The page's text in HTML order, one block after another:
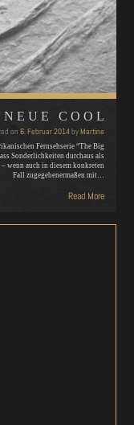
COOL
on 6. Februar 2014byMartine
Fernsehserie “The Big
Sonderlichkeiten durchaus als
wenn auch in diesem konkreten
Fall zugegebenermaßen mit…
Read More